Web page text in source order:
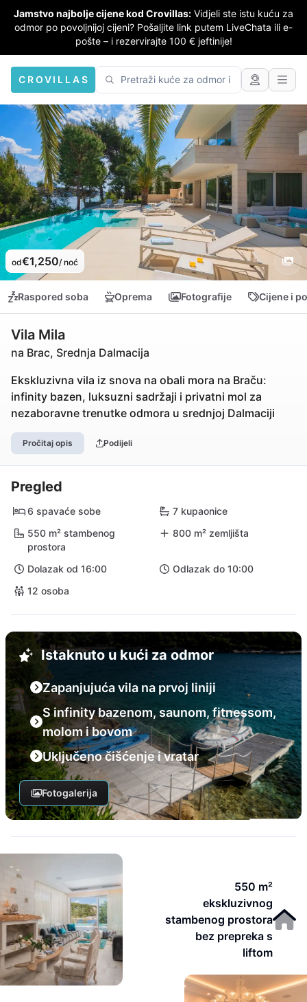
Jamstvo najbolje cijene kod Crovillas: Vidjeli ste istu kuću za
odmor po povoljnijoj cijeni? Pošaljite link putem LiveChata ili e-
pošte – i rezervirajte 100 € jeftinije!
CROVILLAS
od€1,250/ noć
Raspored soba Oprema Fotografije Cijene i
Vila Mila
na Brac, Srednja Dalmacija
Ekskluzivna vila iz snova na obali mora na Braču:
infinity bazen, luksuzni sadržaji i privatni mol za
nezaboravne trenutke odmora u srednjoj Dalmaciji
Pročitaj opis Podijeli
Pregled
6 spavaće sobe
7 kupaonice
550 m² stambenog
prostora
800 m² zemljišta
Dolazak od 16:00
Odlazak do 10:00
12 osoba
Istaknuto u kući za odmor
Zapanjujuća vila na prvoj liniji
S infinity bazenom, saunom, fitnessom,
molom i bovom
Uključeno čišćenje i vratar
Fotogalerija
550 m²
ekskluzivnog
stambenog prostora
bez prepreka s
liftom